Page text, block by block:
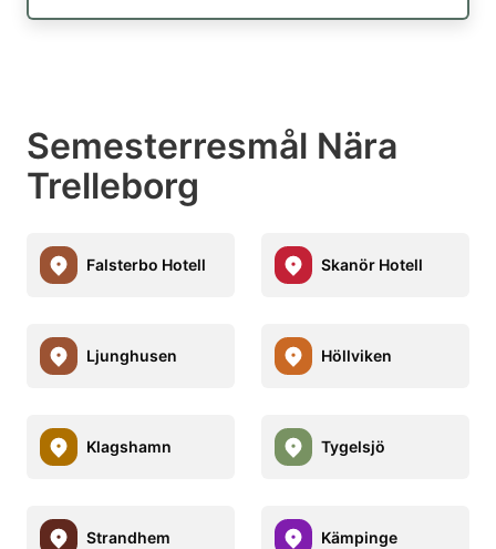
Semesterresmål Nära
Trelleborg
Falsterbo Hotell Skanör Hotell
Ljunghusen Höllviken
Klagshamn Tygelsjö
Strandhem Kämpinge